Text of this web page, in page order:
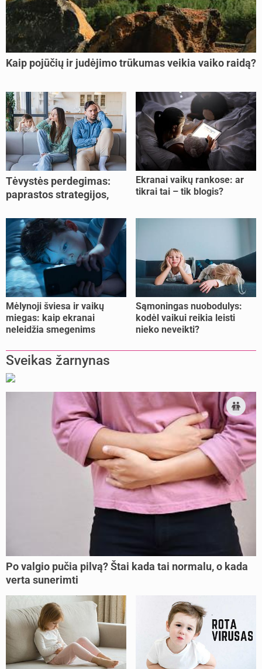
Kaip pojūčių ir judėjimo trūkumas veikia vaiko raidą?
Tėvystės perdegimas:
paprastos strategijos,
jėgas
Ekranai vaikų rankose: ar
tikrai tai – tik blogis?
Mėlynoji šviesa ir vaikų
miegas: kaip ekranai
neleidžia smegenims
Sąmoningas nuobodulys:
kodėl vaikui reikia leisti
nieko neveikti?
Sveikas žarnynas
Po valgio pučia pilvą? Štai kada tai normalu, o kada
verta sunerimti